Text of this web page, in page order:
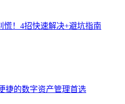
慌！4招快速解决+避坑指南
捷的数字资产管理首选